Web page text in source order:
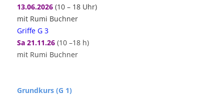
13.06.2026 (10 – 18 Uhr)
mit Rumi Buchner
Griffe G 3
Sa 21.11.26 (10 –18 h)
mit Rumi Buchner
Grundkurs (G 1)